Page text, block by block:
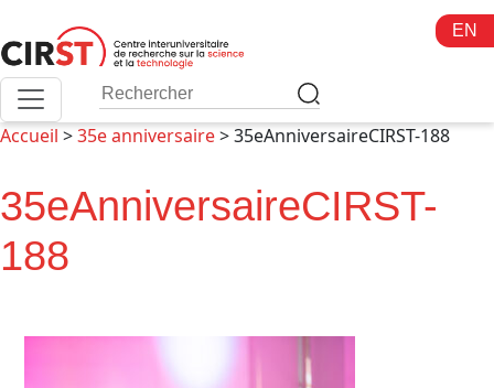
au
contenu
EN
Accueil >35e anniversaire>35eAnniversaireCIRST-188
35eAnniversaireCIRST-
188